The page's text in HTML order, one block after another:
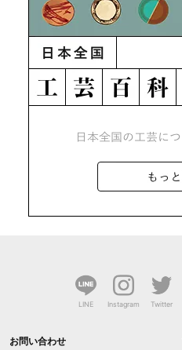
LINE Instagram Twitter
お問い合わせ